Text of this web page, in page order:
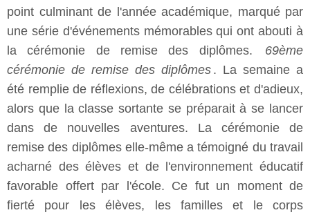
point culminant de l'année académique, marqué par
une série d'événements mémorables qui ont abouti à
la cérémonie de remise des diplômes.
69ème
cérémonie de remise des diplômes . La semaine a
été remplie de réflexions, de célébrations et d'adieux,
alors que la classe sortante se préparait à se lancer
dans de nouvelles aventures. La cérémonie de
remise des diplômes elle-même a témoigné du travail
acharné des élèves et de l'environnement éducatif
favorable offert par l'école. Ce fut un moment de
fierté pour les élèves, les familles et le corps